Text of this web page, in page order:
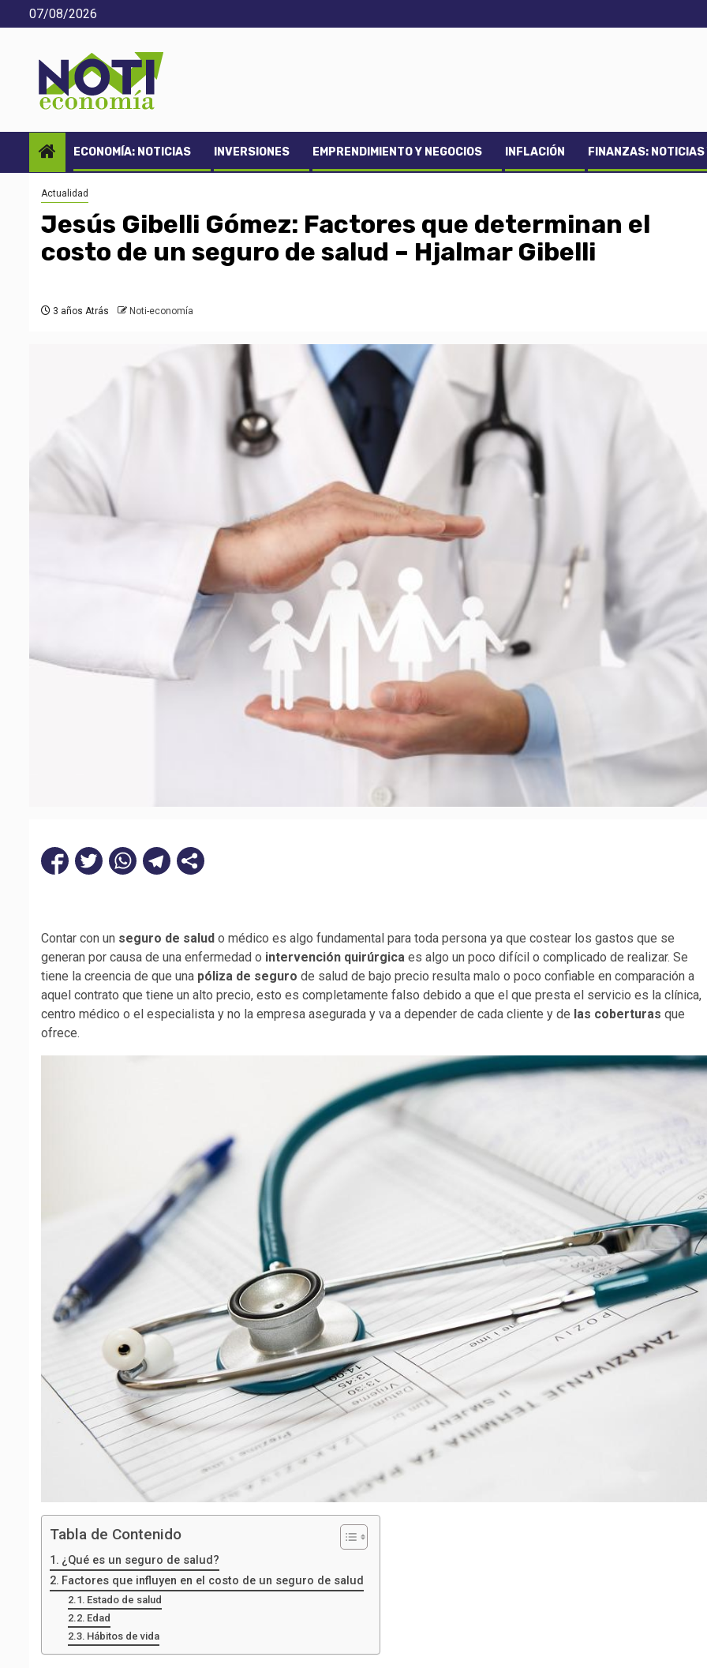
Saltar
al
07/08/2026
ECONOMÍA: NOTICIAS INVERSIONES EMPRENDIMIENTO Y NEGOCIOS INFLACIÓN FINANZAS:
Actualidad
Jesús Gibelli Gómez: Factores que determinan el
costo de un seguro de salud – Hjalmar Gibelli
3 años Atrás Noti-economía
Contar con un seguro de salud o médico es algo fundamental para toda persona ya que costear los gastos que se
generan por causa de una enfermedad o intervención quirúrgica es algo un poco difícil o complicado de realizar. Se
tiene la creencia de que una póliza de seguro de salud de bajo precio resulta malo o poco confiable en comparación a
aquel contrato que tiene un alto precio, esto es completamente falso debido a que el que presta el servicio es la clínica,
centro médico o el especialista y no la empresa asegurada y va a depender de cada cliente y de las coberturas que
ofrece.
Tabla de Contenido
¿Qué es un seguro de salud?
Factores que influyen en el costo de un seguro de salud
Estado de salud
Edad
Hábitos de vida